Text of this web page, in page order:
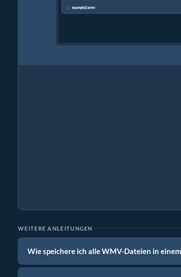
WEITERE ANLEITUNGEN
Wie speichere ich alle WMV-Dateien in